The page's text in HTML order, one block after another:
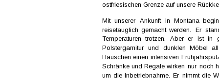
ostfriesischen Grenze auf unsere
Mit unserer Ankunft in Montana
reisetauglich gemacht werden. Er
Temperaturen trotzen. Aber er ist in
Polstergarnitur und dunklen Möbel
Häuschen einen intensiven
Schränke und Regale wirken nur noch
um die Inbetriebnahme. Er nimmt die